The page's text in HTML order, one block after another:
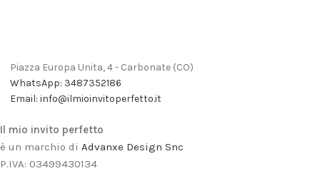
Piazza Europa Unita, 4 - Carbonate (CO)
WhatsApp: 3487352186
Email: info@ilmioinvitoperfetto.it
Il mio invito perfetto
è un marchio di Advanxe Design Snc
P.IVA: 03499430134